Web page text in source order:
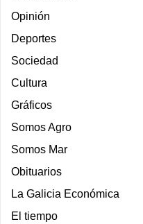
Opinión
Deportes
Sociedad
Cultura
Gráficos
Somos Agro
Somos Mar
Obituarios
La Galicia Económica
El tiempo